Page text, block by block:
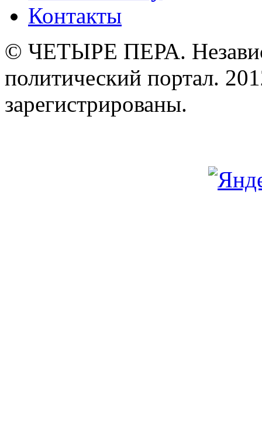
Контакты
© ЧЕТЫРЕ ПЕРА.
политический портал.
зарегистрированы.